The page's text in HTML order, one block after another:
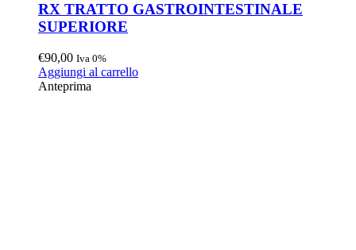
RX TRATTO GASTROINTESTINALE
SUPERIORE
€90,00 Iva 0%
Aggiungi al carrello
Anteprima